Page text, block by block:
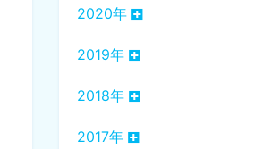
2020年
2019年
2018年
2017年